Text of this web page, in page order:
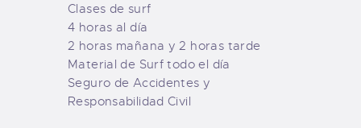
Clases de surf
4 horas al día
2 horas mañana y 2 horas tarde
Material de Surf todo el día
Seguro de Accidentes y
Responsabilidad Civil